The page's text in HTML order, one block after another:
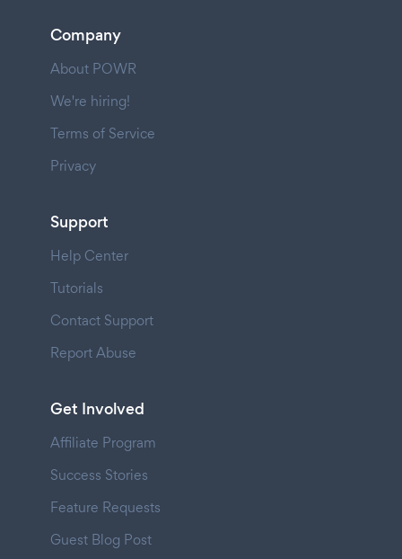
Company
About POWR
We're hiring!
Terms of Service
Privacy
Support
Help Center
Tutorials
Contact Support
Report Abuse
Get Involved
Affiliate Program
Success Stories
Feature Requests
Guest Blog Post